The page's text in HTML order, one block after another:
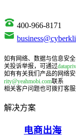
400-966-8171
如有网络、数据与信息安
关投诉举报，可通过
如有有关我们产品的网络
rity@yeahmobi.com联系
相关客户问题也可拨打客服
解决方案
电商出海